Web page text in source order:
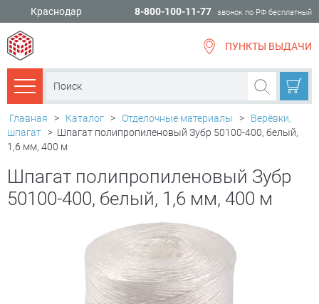
Краснодар 8-800-100-11-77 звонок по РФ бесплатный
ПУНКТЫ ВЫДАЧИ
Каталог товаров
Главная > Каталог > Отделочные материалы >
Верёвки,
шпагат > Шпагат полипропиленовый Зубр 50100-400, белый,
1,6 мм, 400 м
Шпагат полипропиленовый Зубр
50100-400, белый, 1,6 мм, 400 м